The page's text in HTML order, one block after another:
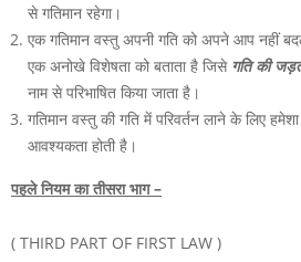
से गतिमान रहेगा।
एक गतिमान वस्तु अपनी गति को अपने आप नहीं
एक अनोखे विशेषता को बताता है जिसे गति की
नाम से परिभाषित किया जाता है।
गतिमान वस्तु की गति में परिवर्तन लाने के लिए
आवश्यकता होती है।
पहले नियम का तीसरा भाग –
( THIRD PART OF FIRST LAW )